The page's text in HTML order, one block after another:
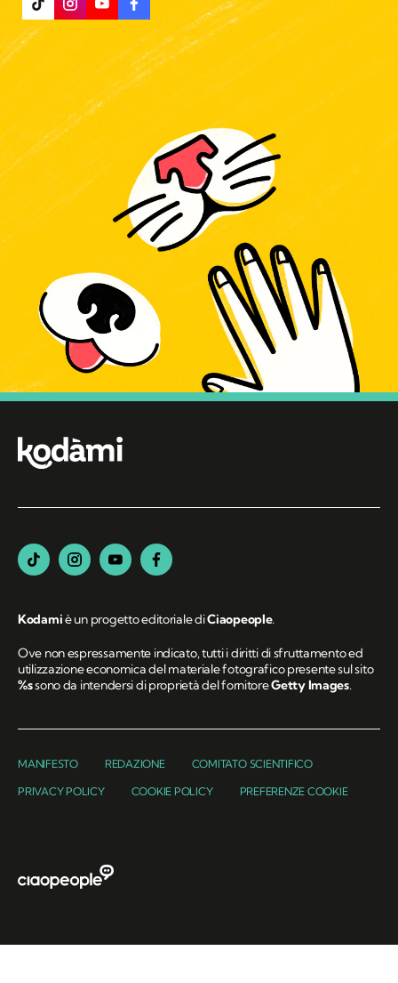
Kodamiè un progetto editoriale diCiaopeople.
Ove non espressamente indicato, tutti i diritti di sfruttamento ed
utilizzazione economica del materiale fotografico presente sul sito
%ssono da intendersi di proprietà del fornitoreGetty Images.
MANIFESTO REDAZIONE COMITATO SCIENTIFICO
PRIVACY POLICY COOKIE POLICY PREFERENZE COOKIE